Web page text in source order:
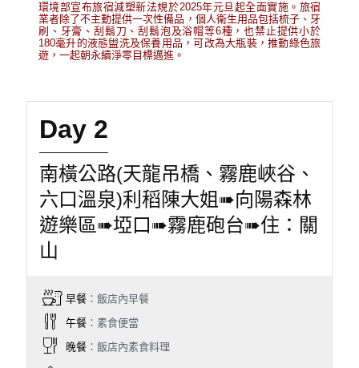
環境部宣布旅宿減塑新法規於2025年元旦起全面實施。旅宿
業者除了不主動提供一次性備品，個人衛生用品包括梳子、牙
刷、牙膏、刮鬍刀、刮鬍泡及浴帽等6種，也禁止提供小於
180毫升的液態盥洗及保養用品，可改為大瓶裝，推動綠色旅
遊，一起朝永續淨零目標邁進。
Day 2
南橫公路(天龍吊橋、霧鹿峽谷、
六口溫泉)利稻陳大姐➠向陽森林
遊樂區➠埡口➠霧鹿砲台➠住：關
山
早餐：飯店內早餐
午餐：素食便當
晚餐：飯店內素食料理